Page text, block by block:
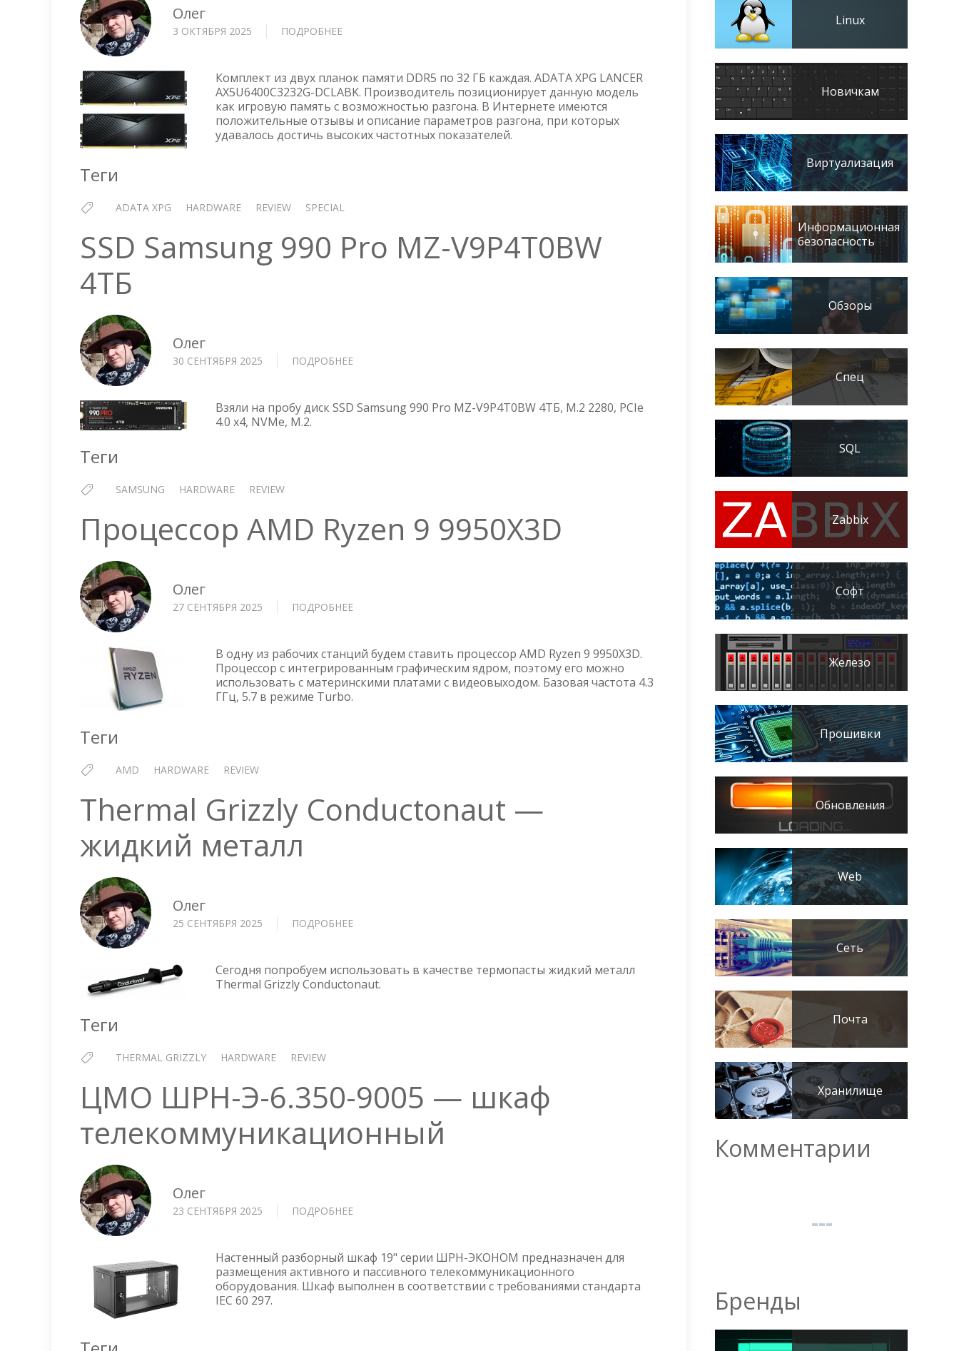
Олег
3 ОКТЯБРЯ 2025 ПОДРОБНЕЕ
DIMM
XPG
LANCER
(AX5U6400C3232G-
DCLABK)
Комплект из двух планок памяти DDR5 по 32 ГБ каждая. ADATA XPG LANCER
AX5U6400C3232G-DCLABK. Производитель позиционирует данную модель
как игровую память с возможностью разгона. В Интернете имеются
положительные отзывы и описание параметров разгона, при которых
удавалось достичь высоких частотных показателей.
Теги
ADATA XPG HARDWARE REVIEW SPECIAL
SSD Samsung 990 Pro MZ-V9P4T0BW
4ТБ
Олег
30 СЕНТЯБРЯ 2025 ПОДРОБНЕЕ
990
Взяли на пробу диск SSD Samsung 990 Pro MZ-V9P4T0BW 4ТБ, M.2 2280, PCIe
4.0 x4, NVMe, M.2.
Теги
SAMSUNG HARDWARE REVIEW
Процессор AMD Ryzen 9 9950X3D
Олег
27 СЕНТЯБРЯ 2025 ПОДРОБНЕЕ
RYZEN
9
9950X3D
В одну из рабочих станций будем ставить процессор AMD Ryzen 9 9950X3D.
Процессор с интегрированным графическим ядром, поэтому его можно
использовать с материнскими платами с видеовыходом. Базовая частота 4.3
ГГц, 5.7 в режиме Turbo.
Теги
AMD HARDWARE REVIEW
Thermal Grizzly Conductonaut —
жидкий металл
Олег
25 СЕНТЯБРЯ 2025 ПОДРОБНЕЕ
CONDUCTONAUT
—
Сегодня попробуем использовать в качестве термопасты жидкий металл
Thermal Grizzly Conductonaut.
Теги
THERMAL GRIZZLY HARDWARE REVIEW
ЦМО ШРН-Э-6.350-9005 — шкаф
телекоммуникационный
Олег
23 СЕНТЯБРЯ 2025 ПОДРОБНЕЕ
Э-6.350-
9005
—
Настенный разборный шкаф 19" серии ШРН-ЭКОНОМ предназначен для
размещения активного и пассивного телекоммуникационного
оборудования. Шкаф выполнен в соответствии с требованиями стандарта
IEC 60 297.
Linux
Новичкам
Виртуализация
Информационная
безопасность
Обзоры
Спец
SQL
Zabbix
Софт
Железо
Прошивки
Обновления
Web
Сеть
Почта
Хранилище
Комментарии
Бренды